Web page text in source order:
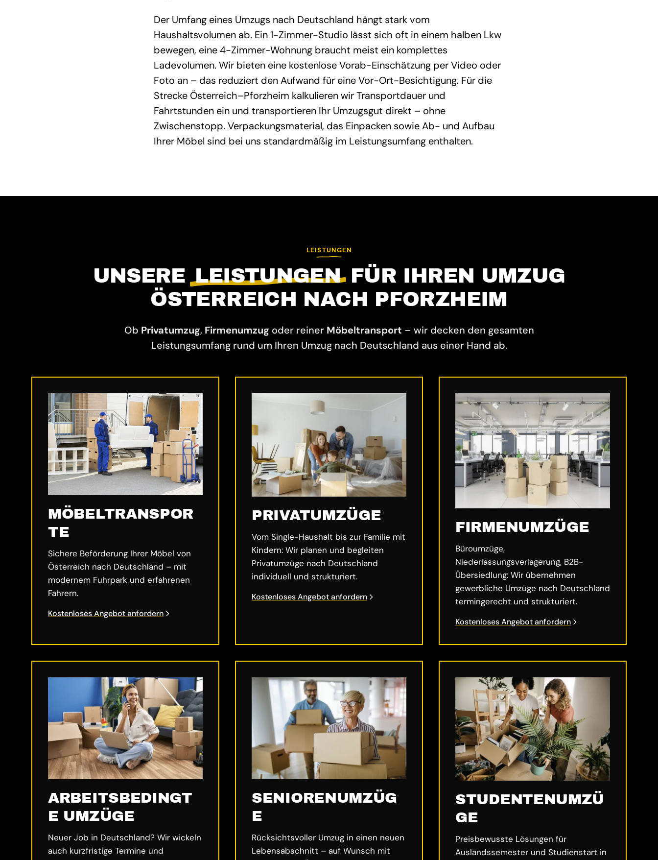
Der Umfang eines Umzugs nach Deutschland hängt stark vom
Haushaltsvolumen ab. Ein 1-Zimmer-Studio lässt sich oft in einem halben Lkw
bewegen, eine 4-Zimmer-Wohnung braucht meist ein komplettes
Ladevolumen. Wir bieten eine kostenlose Vorab-Einschätzung per Video oder
Foto an – das reduziert den Aufwand für eine Vor-Ort-Besichtigung. Für die
Strecke Österreich–Pforzheim kalkulieren wir Transportdauer und
Fahrtstunden ein und transportieren Ihr Umzugsgut direkt – ohne
Zwischenstopp. Verpackungsmaterial, das Einpacken sowie Ab- und Aufbau
Ihrer Möbel sind bei uns standardmäßig im Leistungsumfang enthalten.
LEISTUNGEN
UNSERELEISTUNGENFÜR IHREN UMZUG
ÖSTERREICH NACH PFORZHEIM
Ob Privatumzug, Firmenumzug oder reiner Möbeltransport – wir decken den gesamten
Leistungsumfang rund um Ihren Umzug nach Deutschland aus einer Hand ab.
MÖBELTRANSPOR
TE
Sichere Beförderung Ihrer Möbel von
Österreich nach Deutschland – mit
modernem Fuhrpark und erfahrenen
Fahrern.
Kostenloses Angebot anfordern
PRIVATUMZÜGE
Vom Single-Haushalt bis zur Familie mit
Kindern: Wir planen und begleiten
Privatumzüge nach Deutschland
individuell und strukturiert.
Kostenloses Angebot anfordern
FIRMENUMZÜGE
Büroumzüge,
Niederlassungsverlagerung, B2B-
Übersiedlung: Wir übernehmen
gewerbliche Umzüge nach Deutschland
termingerecht und strukturiert.
Kostenloses Angebot anfordern
ARBEITSBEDINGT
E UMZÜGE
Neuer Job in Deutschland? Wir wickeln
auch kurzfristige Termine und
SENIORENUMZÜG
E
Rücksichtsvoller Umzug in einen neuen
Lebensabschnitt – auf Wunsch mit
STUDENTENUMZÜ
GE
Preisbewusste Lösungen für
Auslandssemester und Studienstart in